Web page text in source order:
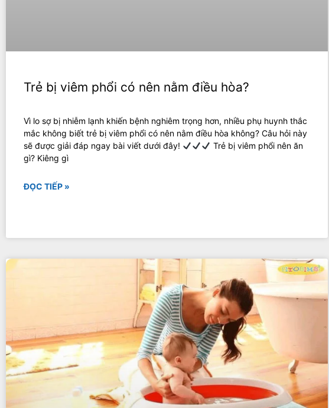
Trẻ bị viêm phổi có nên nằm điều hòa?
Vì lo sợ bị nhiễm lạnh khiến bệnh nghiêm trọng hơn, nhiều phụ huynh thắc
mắc không biết trẻ bị viêm phổi có nên nằm điều hòa không? Câu hỏi này
sẽ được giải đáp ngay bài viết dưới đây!
Trẻ bị viêm phổi nên ăn
gì? Kiêng gì
ĐỌC TIẾP »